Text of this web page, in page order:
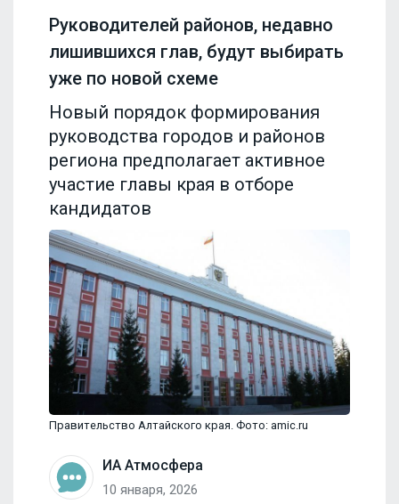
Руководителей районов, недавно
лишившихся глав, будут выбирать
уже по новой схеме
Новый порядок формирования
руководства городов и районов
региона предполагает активное
участие главы края в отборе
кандидатов
Правительство Алтайского края. Фото: amic.ru
ИА Атмосфера
10 января, 2026